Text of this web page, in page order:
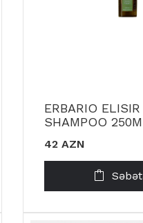
ERBARIO
SHAMPOO
42 AZN